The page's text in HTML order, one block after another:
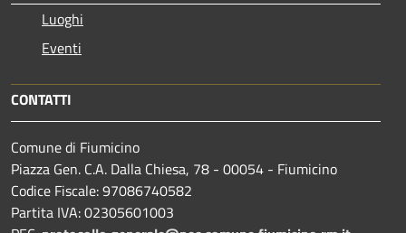
Luoghi
Eventi
CONTATTI
Comune di Fiumicino
Piazza Gen. C.A. Dalla Chiesa, 78 - 00054 - Fiumicino
Codice Fiscale: 97086740582
Partita IVA: 02305601003